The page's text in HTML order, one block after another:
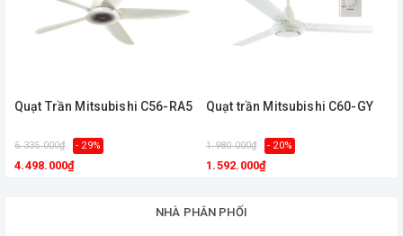
Quạt Trần Mitsubishi C56-RA5
6.335.000₫ - 29%
4.498.000₫
Quạt trần Mitsubishi C60-GY
1.980.000₫ - 20%
1.592.000₫
NHÀ PHÂN PHỐI